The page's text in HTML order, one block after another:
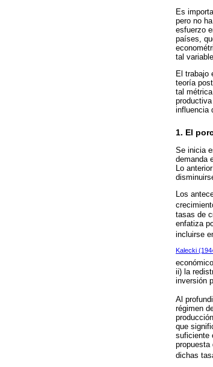
Es
pero no
esfuerzo
países,
tal
El trabajo
teoría
tal
influencia
1. El
Se inicia
demanda
Lo
Los
tasas de
enfatiza
incluirse
Kalecki
ii) la
inversión
Al
régimen
que
suficiente
propuesta
dichas